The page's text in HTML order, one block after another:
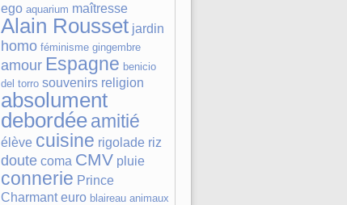
ego aquarium maîtresse
Alain Rousset jardin
homo féminisme gingembre
amour Espagne benicio
del torro souvenirs religion
absolument
debordéeamitié
élève cuisine rigolade riz
doute coma CMV pluie
connerie Prince
Charmant euro blaireau animaux